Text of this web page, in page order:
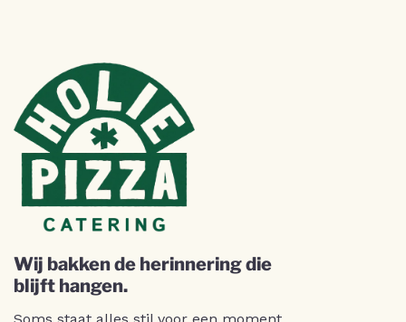
Wij bakken de herinnering die
blijft hangen.